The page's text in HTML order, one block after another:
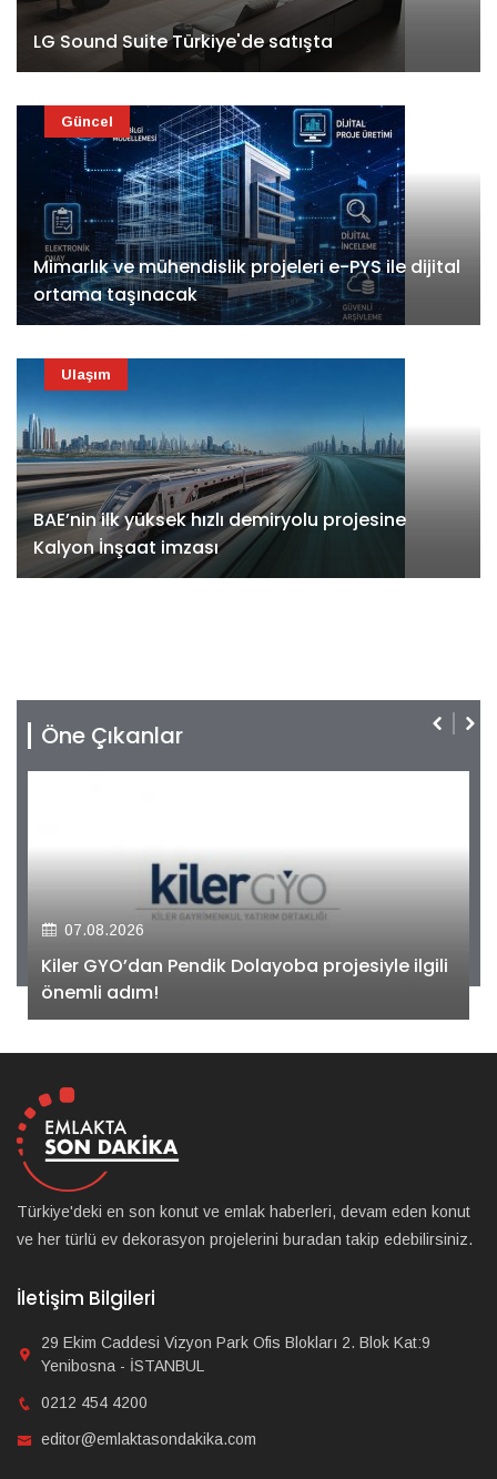
LG Sound Suite Türkiye'de satışta
Mimarlık ve mühendislik projeleri e-PYS ile dijital
ortama taşınacak
Güncel
BAE’nin ilk yüksek hızlı demiryolu projesine
Kalyon İnşaat imzası
Ulaşım
Öne Çıkanlar
07.08.2026
Kiler GYO’dan Pendik Dolayoba projesiyle ilgili
önemli adım!
Türkiye'deki en son konut ve emlak haberleri, devam eden konut
ve her türlü ev dekorasyon projelerini buradan takip edebilirsiniz.
İletişim Bilgileri
29 Ekim Caddesi Vizyon Park Ofis Blokları 2. Blok Kat:9
Yenibosna - İSTANBUL
0212 454 4200
editor@emlaktasondakika.com